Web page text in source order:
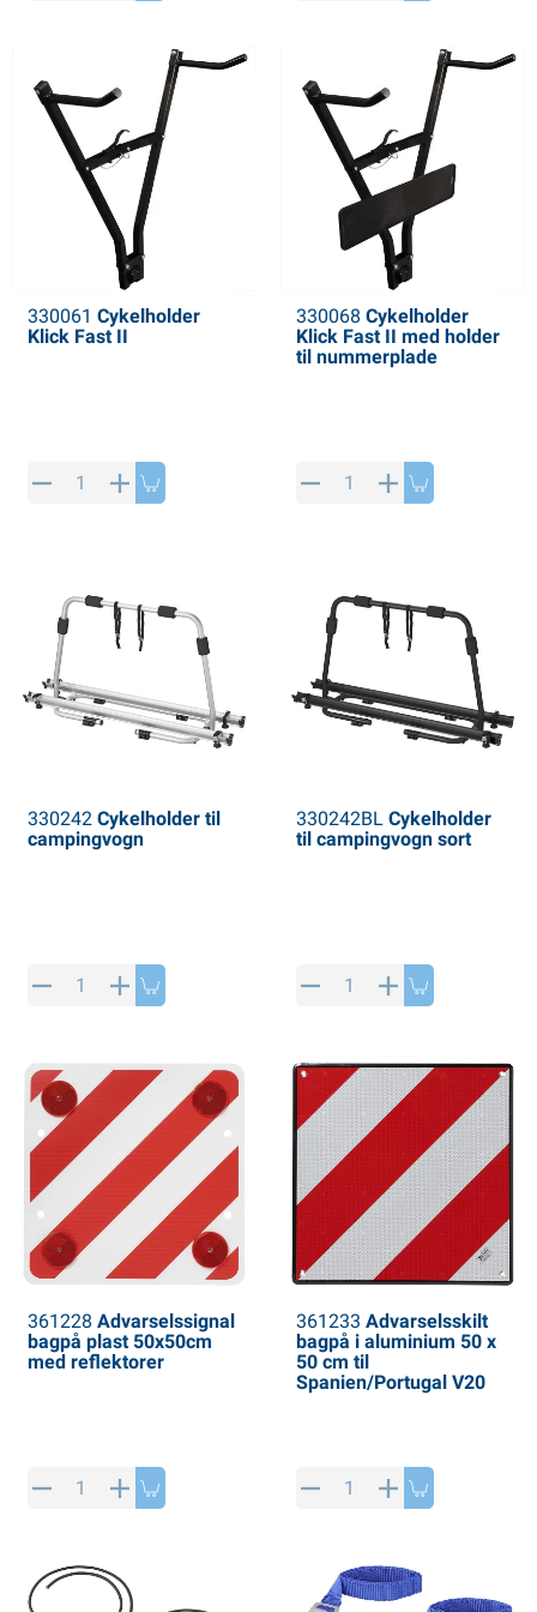
KO artikler
330061 Cykelholder
Klick Fast II
330068 Cykelholder
Klick Fast II med holder
til nummerplade
330242Cykelholder til
campingvogn
330242BLCykelholder
til campingvogn sort
361228 Advarselssignal
bagpå plast 50x50cm
med reflektorer
361233 Advarselsskilt
bagpå i aluminium 50 x
50 cm til
Spanien/Portugal V20